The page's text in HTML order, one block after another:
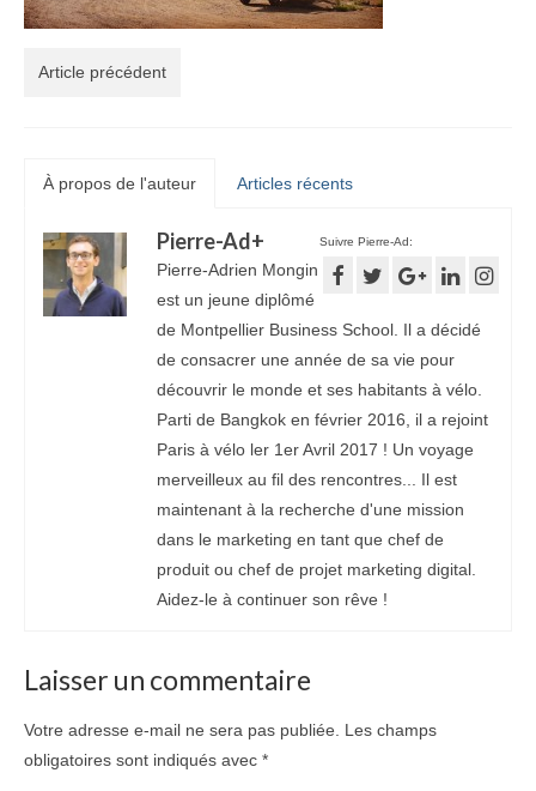
Article précédent
À propos de l'auteur Articles récents
Suivre Pierre-Ad:
Pierre-Ad+
Pierre-Adrien Mongin
est un jeune diplômé
de Montpellier Business School. Il a décidé
de consacrer une année de sa vie pour
découvrir le monde et ses habitants à vélo.
Parti de Bangkok en février 2016, il a rejoint
Paris à vélo ler 1er Avril 2017 ! Un voyage
merveilleux au fil des rencontres... Il est
maintenant à la recherche d'une mission
dans le marketing en tant que chef de
produit ou chef de projet marketing digital.
Aidez-le à continuer son rêve !
Laisser un commentaire
Votre adresse e-mail ne sera pas publiée.
Les champs
obligatoires sont indiqués avec *